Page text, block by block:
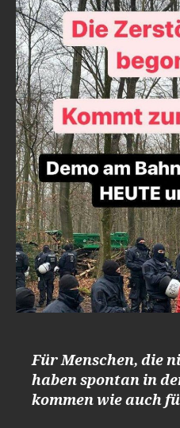
Für Menschen, die
haben spontan in
kommen wie auch